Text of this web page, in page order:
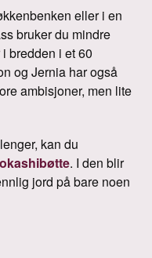
eller i en
bruker du mindre
bredden i et 60
og Jernia har også
ambisjoner, men lite
kan du
. I den blir
jord på bare noen